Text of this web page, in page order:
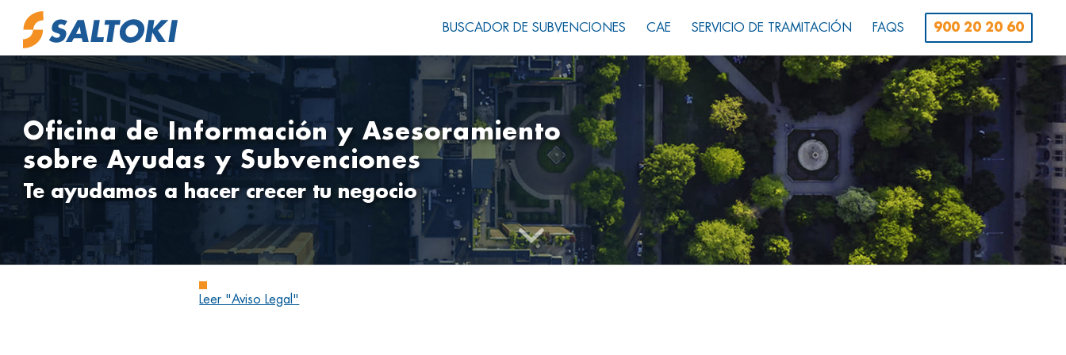
BUSCADOR DE SUBVENCIONES CAE SERVICIO DE TRAMITACIÓN FAQS 900 20 20 60
Oficina de Información y Asesoramiento
sobre Ayudas y Subvenciones
Te ayudamos a hacer crecer tu negocio
Leer "Aviso Legal"